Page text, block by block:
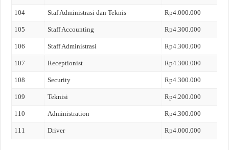
104 Staf Administrasi dan Teknis Rp4.000.000
105 Staff Accounting Rp4.300.000
106 Staff Administrasi Rp4.300.000
107 Receptionist Rp4.300.000
108 Security Rp4.300.000
109 Teknisi Rp4.200.000
110 Administration Rp4.300.000
111 Driver Rp4.000.000